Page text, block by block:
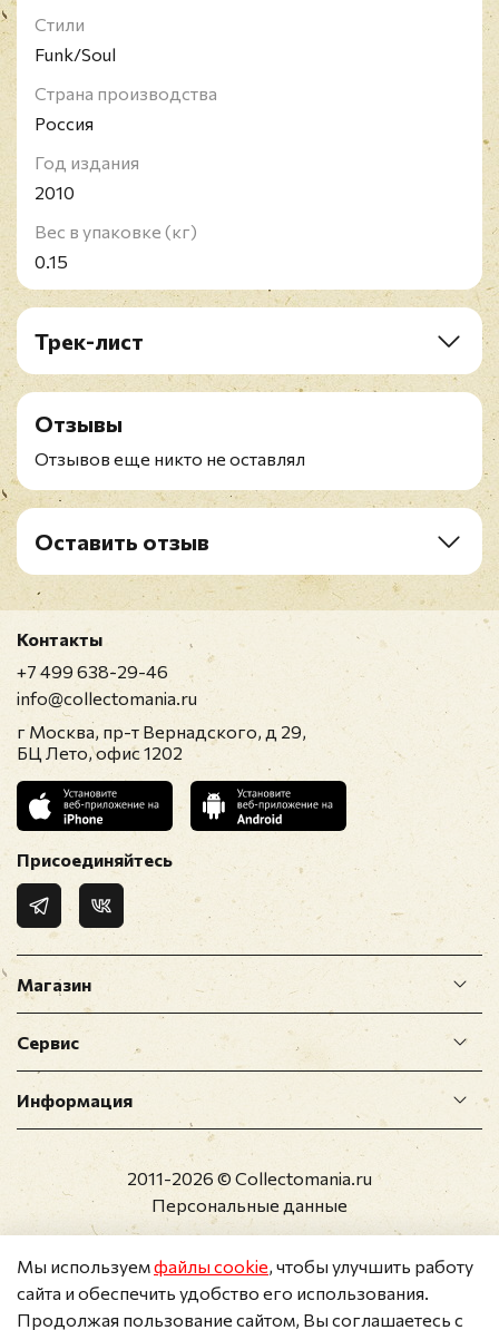
Стили
Funk/Soul
Страна производства
Россия
Год издания
2010
Вес в упаковке (кг)
0.15
Трек-лист
1. Intro
2. 22nd Century
3. 4th Of July (Fireworks)
4. Home
6. Scream
7. Emancipate
8. Brave
9. Song For The Baby
Отзывы
Отзывов еще никто не оставлял
Оставить отзыв
Имя*
E-mail *
Отзыв*
Прикрепить фото
Оставить отзыв
Перед публикацией отзывы проходят
модерацию
Магазин
Сервис
Информация
Контакты
+7 499 638-29-46
info@collectomania.ru
г Москва, пр-т Вернадского, д 29,
БЦ Лето, офис 1202
Присоединяйтесь
2011-2026 © Collectomania.ru
Персональные данные
Мы используемфайлы cookie, чтобы улучшить работу
сайта и обеспечить удобство его использования.
Продолжая пользование сайтом, Вы соглашаетесь с